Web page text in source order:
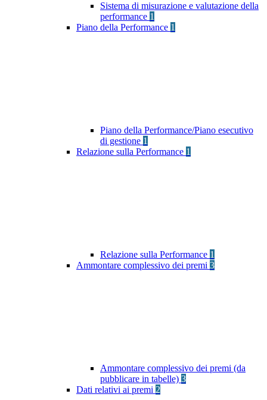
Sistema di misurazione e valutazione della
performance 1
Piano della Performance 1
Piano della Performance/Piano esecutivo
di gestione 1
Relazione sulla Performance 1
Relazione sulla Performance 1
Ammontare complessivo dei premi 3
Ammontare complessivo dei premi (da
pubblicare in tabelle) 3
Dati relativi ai premi 2